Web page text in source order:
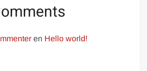
en Hello world!